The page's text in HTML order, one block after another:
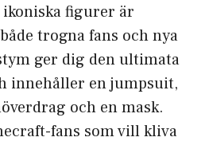
ikoniska figurer är
trogna fans och nya
ger dig den ultimata
innehåller en jumpsuit,
och en mask.
fans som vill kliva